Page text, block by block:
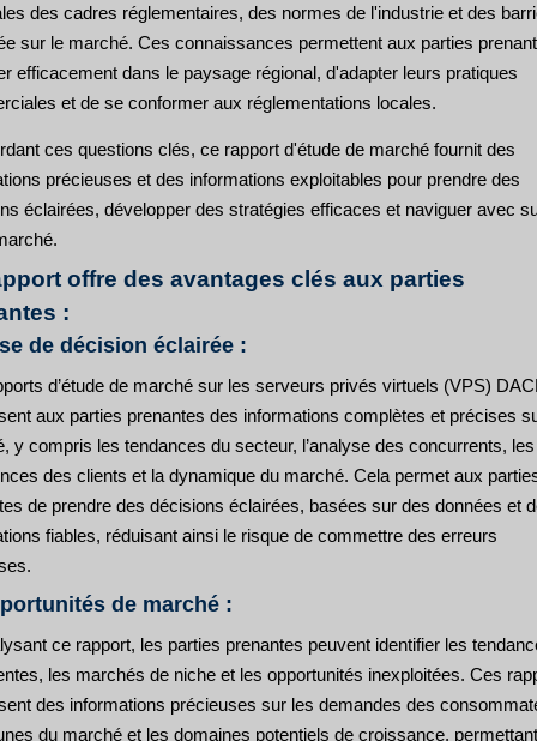
des cadres réglementaires, des normes de l'industrie et des
sur le marché. Ces connaissances permettent aux parties
efficacement dans le paysage régional, d'adapter leurs pratiques
et de se conformer aux réglementations locales.
ces questions clés, ce rapport d'étude de marché fournit des
précieuses et des informations exploitables pour prendre des
éclairées, développer des stratégies efficaces et naviguer avec
offre des avantages clés aux parties
:
de décision éclairée :
d’étude de marché sur les serveurs privés virtuels (VPS)
aux parties prenantes des informations complètes et précises
y compris les tendances du secteur, l’analyse des concurrents, les
des clients et la dynamique du marché. Cela permet aux
de prendre des décisions éclairées, basées sur des données et
fiables, réduisant ainsi le risque de commettre des erreurs
de marché :
ce rapport, les parties prenantes peuvent identifier les
les marchés de niche et les opportunités inexploitées. Ces
des informations précieuses sur les demandes des
du marché et les domaines potentiels de croissance,